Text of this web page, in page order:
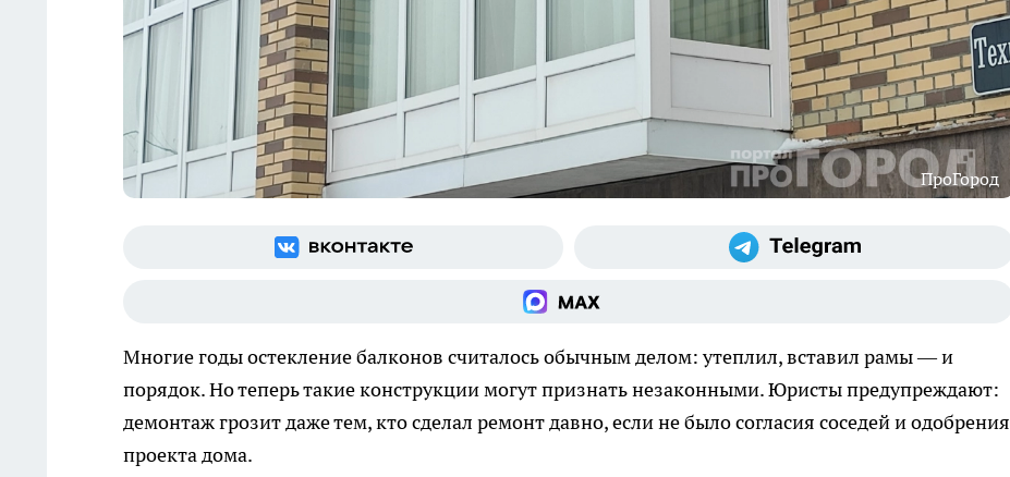
ПроГород
Многие годы остекление балконов считалось обычным делом: утеплил, вставил рамы — и
порядок. Но теперь такие конструкции могут признать незаконными. Юристы предупреждают:
демонтаж грозит даже тем, кто сделал ремонт давно, если не было согласия соседей и одобрения
проекта дома.